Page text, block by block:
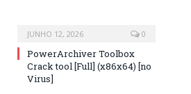
JUNHO 12, 2026 0
PowerArchiver Toolbox
Crack tool [Full] (x86x64) [no
Virus]